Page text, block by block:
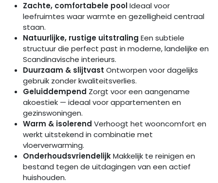
Zachte, comfortabele poolIdeaal voor
leefruimtes waar warmte en gezelligheid centraal
staan.
Natuurlijke, rustige uitstraling Een subtiele
structuur die perfect past in moderne, landelijke en
Scandinavische interieurs.
Duurzaam & slijtvast Ontworpen voor dagelijks
gebruik zonder kwaliteitsverlies.
Geluiddempend Zorgt voor een aangename
akoestiek — ideaal voor appartementen en
gezinswoningen.
Warm & isolerend Verhoogt het wooncomfort en
werkt uitstekend in combinatie met
vloerverwarming.
OnderhoudsvriendelijkMakkelijk te reinigen en
bestand tegen de uitdagingen van een actief
huishouden.